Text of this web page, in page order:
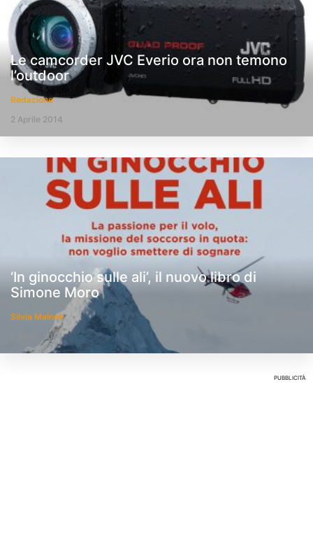
Le camcorder JVC Everio ora non temono
l’outdoor
Redazione
2 Aprile 2014
‘In ginocchio sulle ali’, il nuovo libro di
Simone Moro
Silvia Malnati
2 Aprile 2014
PUBBLICITÀ